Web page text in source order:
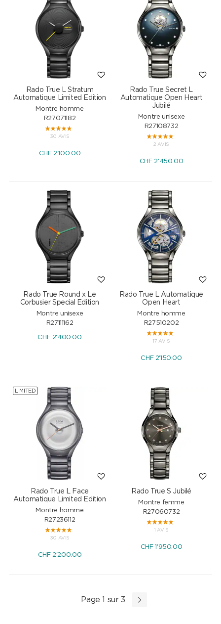
Rado True L Stratum
Automatique Limited Edition
Montre homme
R27071182
30 AVIS
CHF 2'100.00
Rado True Secret L
Automatique Open Heart
Jubilé
Montre unisexe
R27108732
2 AVIS
CHF 2'450.00
Rado True Round x Le
Corbusier Special Edition
Montre unisexe
R27111162
CHF 2'400.00
Rado True L Automatique
Open Heart
Montre homme
R27510202
17 AVIS
CHF 2'150.00
LIMITED
Rado True L Face
Automatique Limited Edition
Montre homme
R27236112
30 AVIS
CHF 2'200.00
Rado True S Jubilé
Montre femme
R27060732
1 AVIS
CHF 1'950.00
Page 1 sur 3